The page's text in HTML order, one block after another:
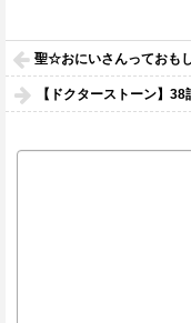
聖☆おにいさんっておも
【ドクターストーン】